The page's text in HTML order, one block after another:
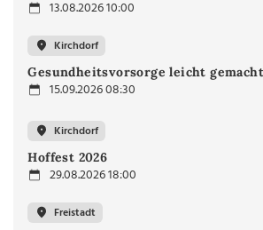
13.08.2026 10:00
Kirchdorf
Gesundheitsvorsorge leicht gemacht
15.09.2026 08:30
Kirchdorf
Hoffest 2026
29.08.2026 18:00
Freistadt